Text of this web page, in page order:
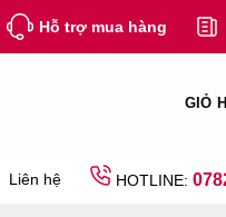
Hỗ trợ mua hàng
GIỎ
Liên hệ HOTLINE: